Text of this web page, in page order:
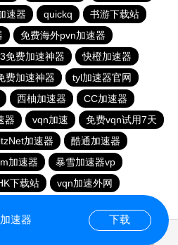
速器 quickq
书游下载站
免费海外pvn加速器
免费加速神器
快橙加速器
费加速神器
tyl加速器官网
西柚加速器
CC加速器
器 vqn加速
免费vqn试用7天
加速器
酷通加速器
加速器
暴雪加速器vp
下载站
vqn加速外网
速器 下载